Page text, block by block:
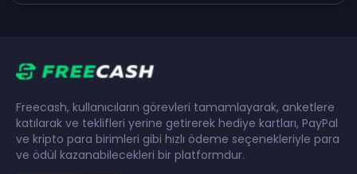
Freecash, kullanıcıların görevleri tamamlayarak, anketlere
katılarak ve teklifleri yerine getirerek hediye kartları, PayPal
ve kripto para birimleri gibi hızlı ödeme seçenekleriyle para
ve ödül kazanabilecekleri bir platformdur.